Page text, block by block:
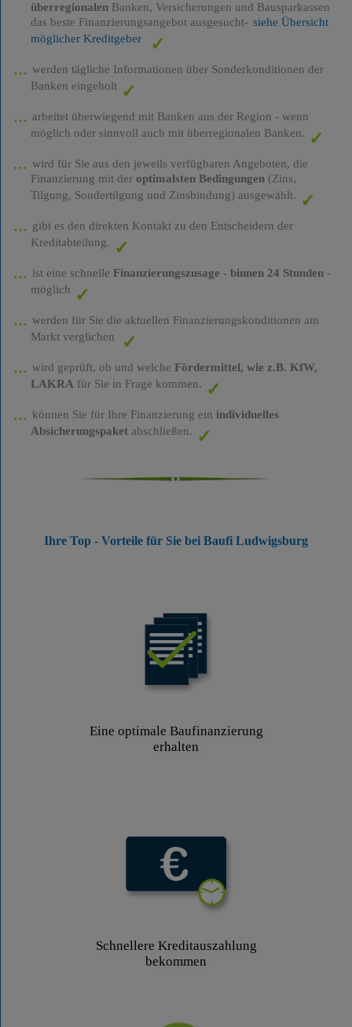
überregionalenBanken, Versicherungen und Bausparkassen
das beste Finanzierungsangebot ausgesucht- siehe Übersicht
möglicher Kreditgeber
werden tägliche Informationen über Sonderkonditionen der
Banken eingeholt
arbeitet überwiegend mit Banken aus der Region - wenn
möglich oder sinnvoll auch mit überregionalen Banken.
wird für Sie aus den jeweils verfügbaren Angeboten, die
Finanzierung mit der optimalsten Bedingungen(Zins,
Tilgung, Sondertilgung und Zinsbindung) ausgewählt.
gibt es den direkten Kontakt zu den Entscheidern der
Kreditabteilung.
ist eine schnelle Finanzierungszusage - binnen 24 Stunden-
möglich
werden für Sie die aktuellen Finanzierungskonditionen am
Markt verglichen
wird geprüft, ob und welche Fördermittel, wie z.B. KfW,
LAKRA für Sie in Frage kommen.
können Sie für Ihre Finanzierung ein individuelles
Absicherungspaketabschließen.
Ihre Top - Vorteile für Sie bei Baufi Ludwigsburg
Eine optimale Baufinanzierung
erhalten
Schnellere Kreditauszahlung
bekommen